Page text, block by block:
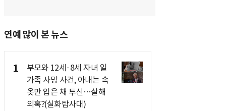
연예 많이 본 뉴스
1
부모와 12세·8세 자녀 일
가족 사망 사건, 아내는 속
옷만 입은 채 투신…살해
의혹?(실화탐사대)